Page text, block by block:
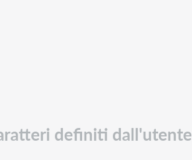
definiti dall'utente